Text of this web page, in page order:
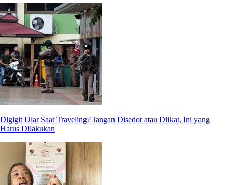
Digigit Ular Saat Traveling? Jangan Disedot atau Diikat, Ini yang
Harus Dilakukan